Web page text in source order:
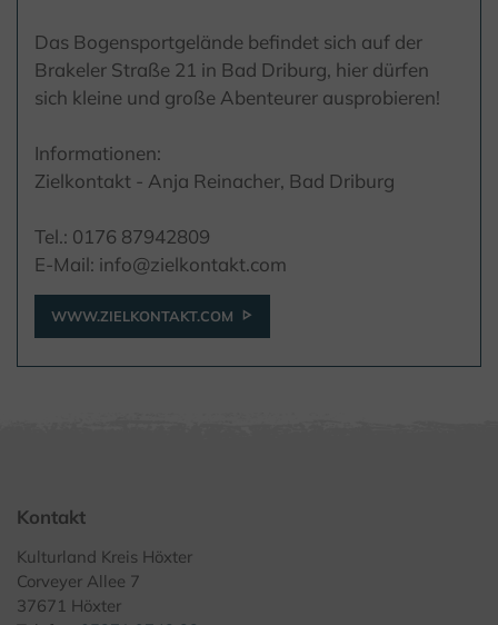
Das Bogensportgelände befindet sich auf der
Brakeler Straße 21 in Bad Driburg, hier dürfen
sich kleine und große Abenteurer ausprobieren!
Informationen:
Zielkontakt - Anja Reinacher, Bad Driburg
Tel.: 0176 87942809
E-Mail: info@zielkontakt.com
WWW.ZIELKONTAKT.COM
Kontakt
Kulturland Kreis Höxter
Corveyer Allee 7
37671 Höxter